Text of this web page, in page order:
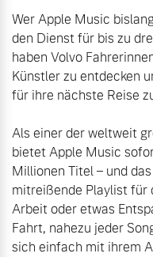
Fahrzeug
Sofort verfügbare
Wer Apple Music
den Dienst für bis zu
haben Volvo
Künstler zu entdecken
für ihre nächste Reise
Als einer der weltweit
bietet Apple Music
Millionen Titel – und
mitreißende Playlist für
Arbeit oder etwas
Fahrt, nahezu jeder
sich einfach mit ihrem